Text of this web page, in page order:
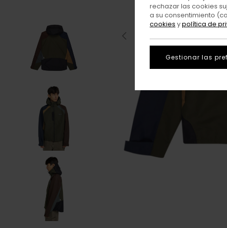
rechazar las cookies
a su consentimiento
cookies ypolítica de
Gestionar las